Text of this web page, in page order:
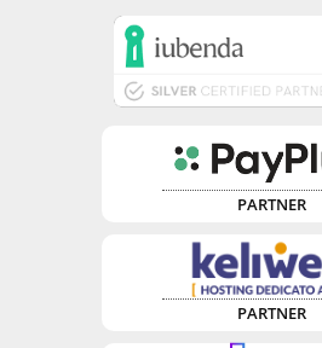
PARTNER
PARTNER